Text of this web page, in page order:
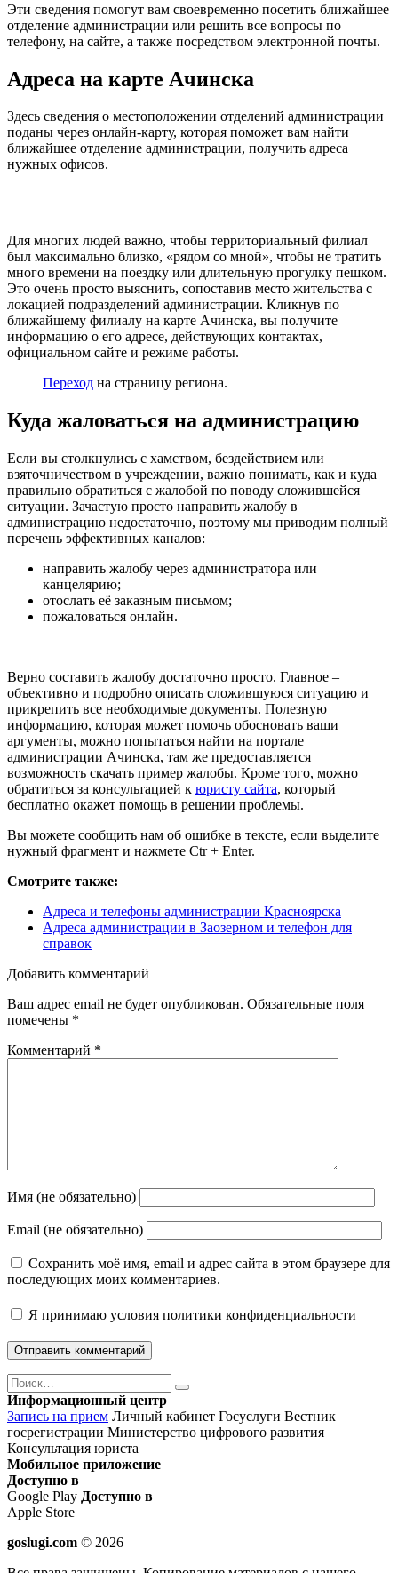
Эти сведения помогут вам своевременно посетить ближайшее
отделение администрации или решить все вопросы по
телефону, на сайте, а также посредством электронной почты.
Адреса на карте Ачинска
Здесь сведения о местоположении отделений администрации
поданы через онлайн-карту, которая поможет вам найти
ближайшее отделение администрации, получить адреса
нужных офисов.
Для многих людей важно, чтобы территориальный филиал
был максимально близко, «рядом со мной», чтобы не тратить
много времени на поездку или длительную прогулку пешком.
Это очень просто выяснить, сопоставив место жительства с
локацией подразделений администрации. Кликнув по
ближайшему филиалу на карте Ачинска, вы получите
информацию о его адресе, действующих контактах,
официальном сайте и режиме работы.
Переход на страницу региона.
Куда жаловаться на администрацию
Если вы столкнулись с хамством, бездействием или
взяточничеством в учреждении, важно понимать, как и куда
правильно обратиться с жалобой по поводу сложившейся
ситуации. Зачастую просто направить жалобу в
администрацию недостаточно, поэтому мы приводим полный
перечень эффективных каналов:
направить жалобу через администратора или
канцелярию;
отослать её заказным письмом;
пожаловаться онлайн.
Верно составить жалобу достаточно просто. Главное –
объективно и подробно описать сложившуюся ситуацию и
прикрепить все необходимые документы. Полезную
информацию, которая может помочь обосновать ваши
аргументы, можно попытаться найти на портале
администрации Ачинска, там же предоставляется
возможность скачать пример жалобы. Кроме того, можно
обратиться за консультацией к юристу сайта, который
бесплатно окажет помощь в решении проблемы.
Вы можете сообщить нам об ошибке в тексте, если выделите
нужный фрагмент и нажмете Ctr + Enter.
Смотрите также:
Адреса и телефоны администрации Красноярска
Адреса администрации в Заозерном и телефон для
справок
Добавить комментарий
Ваш адрес email не будет опубликован. Обязательные поля
помечены *
Комментарий *
Имя (не обязательно)
Email (не обязательно)
Сохранить моё имя, email и адрес сайта в этом браузере для
последующих моих комментариев.
Я принимаю условия политики конфиденциальности
Поиск
Найти
Информационный центр
Запись на прием Личный кабинет Госуслуги Вестник
госрегистрации Министерство цифрового развития
Консультация юриста
Мобильное приложение
Доступно в
Google Play Доступно в
Apple Store
goslugi.com © 2026